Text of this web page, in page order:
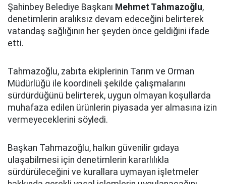
Şahinbey Belediye Başkanı Mehmet Tahmazoğlu,
denetimlerin aralıksız devam edeceğini belirterek
vatandaş sağlığının her şeyden önce geldiğini ifade
etti.
Tahmazoğlu, zabıta ekiplerinin Tarım ve Orman
Müdürlüğü ile koordineli şekilde çalışmalarını
sürdürdüğünü belirterek, uygun olmayan koşullarda
muhafaza edilen ürünlerin piyasada yer almasına izin
vermeyeceklerini söyledi.
Başkan Tahmazoğlu, halkın güvenilir gıdaya
ulaşabilmesi için denetimlerin kararlılıkla
sürdürüleceğini ve kurallara uymayan işletmeler